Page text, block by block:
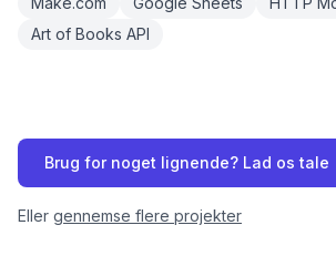
Art of Books API
Brug for noget lignende? Lad os tale
Eller gennemse flere projekter